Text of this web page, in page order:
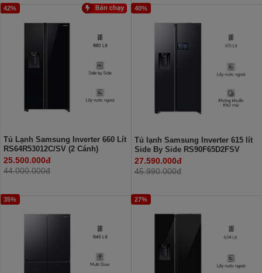
42%
Tủ Lạnh Samsung Inverter 660 Lít
RS64R53012C/SV (2 Cánh)
25.500.000đ
44.000.000đ
40%
Tủ lạnh Samsung Inverter 615 lít
Side By Side RS90F65D2FSV
27.590.000đ
45.990.000đ
35% 27%